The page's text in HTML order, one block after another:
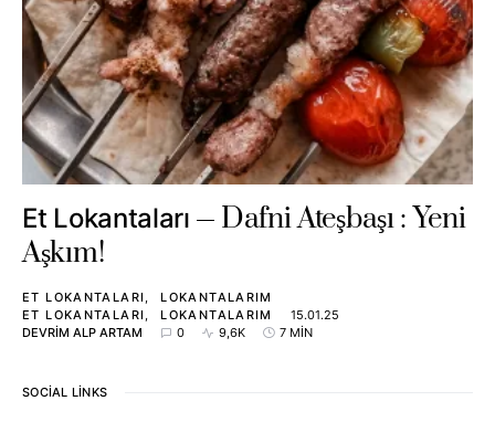
Et Lokantaları
Dafni Ateşbaşı : Yeni
Aşkım!
ET LOKANTALARI
LOKANTALARIM
ET LOKANTALARI
LOKANTALARIM
15.01.25
DEVRIM ALP ARTAM
0 9,6K 7 MIN
SOCIAL LINKS